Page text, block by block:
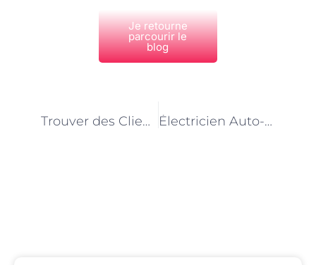
Je retourne
parcourir le
blog
Trouver des Clients en Tant que Femme de Ménage – Quelle Plateforme Choisir en 2025 ? Électricien Auto-Entrepreneur : Formation & Diplômes INDISPENSABLES en 2025 (+ Guide Pratique)